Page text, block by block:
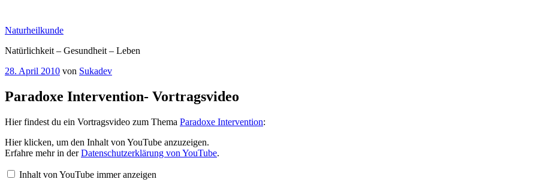
springen
Naturheilkunde
Natürlichkeit – Gesundheit – Leben
Veröffentlicht
28. April 2010 von Sukadev
Paradoxe Intervention- Vortragsvideo
Hier findest du ein Vortragsvideo zum Thema Paradoxe Intervention:
„Paradoxe
Intervention“
von
anzeigen
Hier klicken, um den Inhalt von YouTube anzuzeigen.
Erfahre mehr in derDatenschutzerklärung von YouTube.
Inhalt von YouTube immer anzeigen